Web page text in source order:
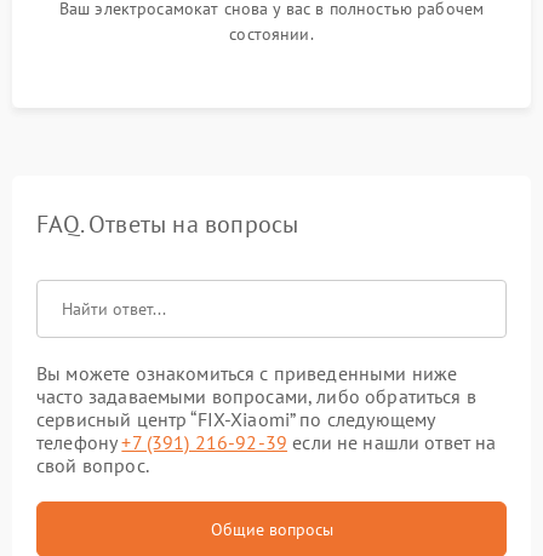
Ваш электросамокат снова у вас в полностью рабочем
состоянии.
FAQ. Ответы на вопросы
Вы можете ознакомиться с приведенными ниже
часто задаваемыми вопросами, либо обратиться в
сервисный центр “FIX-Xiaomi” по следующему
телефону+7 (391) 216-92-39 если не нашли ответ на
свой вопрос.
Общие вопросы